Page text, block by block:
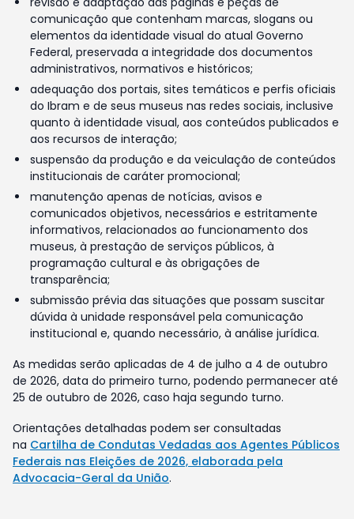
comunicação que contenham marcas, slogans ou
elementos da identidade visual do atual Governo
Federal, preservada a integridade dos documentos
administrativos, normativos e históricos;
adequação dos portais, sites temáticos e perfis oficiais
do Ibram e de seus museus nas redes sociais, inclusive
quanto à identidade visual, aos conteúdos publicados e
aos recursos de interação;
suspensão da produção e da veiculação de conteúdos
institucionais de caráter promocional;
manutenção apenas de notícias, avisos e
comunicados objetivos, necessários e estritamente
informativos, relacionados ao funcionamento dos
museus, à prestação de serviços públicos, à
programação cultural e às obrigações de
transparência;
submissão prévia das situações que possam suscitar
dúvida à unidade responsável pela comunicação
institucional e, quando necessário, à análise jurídica.
As medidas serão aplicadas de 4 de julho a 4 de outubro
de 2026, data do primeiro turno, podendo permanecer até
25 de outubro de 2026, caso haja segundo turno.
Orientações detalhadas podem ser consultadas
na Cartilha de Condutas Vedadas aos Agentes Públicos
Federais nas Eleições de 2026, elaborada pela
Advocacia-Geral da União.